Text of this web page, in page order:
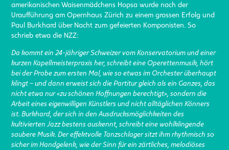
amerikanischen Waisenmädchens Hopsa wurde nach der
Uraufführung am Opernhaus Zürich zu einem grossen Erfolg und
Paul Burkhard über Nacht zum gefeierten Komponisten. So
schrieb etwa die NZZ:
Da kommt ein 24-jähriger Schweizer vom Konservatorium und einer
kurzen Kapellmeisterpraxis her, schreibt eine Operettenmusik, hört
bei der Probe zum ersten Mal, wie so etwas im Orchester überhaupt
klingt – und dann erweist sich die Partitur gleich als ein Ganzes, das
nicht etwa nur «zu schönen Hoffnungen berechtigt», sondern die
Arbeit eines eigenwilligen Künstlers und nicht alltäglichen Könners
ist. Burkhard, der sich in den Ausdrucksmöglichkeiten des
kultivierten Jazz bestens auskennt, schreibt eine wohlklingende
saubere Musik. Der effektvolle Tanzschlager sitzt ihm rhythmisch so
sicher im Handgelenk, wie der Sinn für ein zärtliches, melodiöses